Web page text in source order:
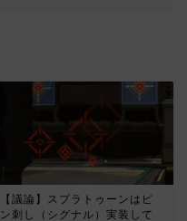
【議論】スプラトゥーンはピ
ン刺し（シグナル）実装して